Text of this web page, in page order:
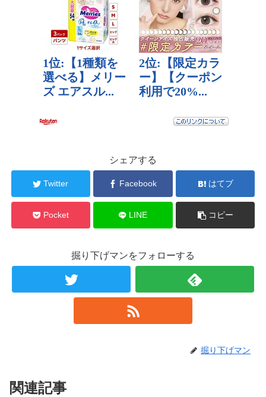
シェアする
Twitter Facebook はてブ
Pocket LINE コピー
掘り下げマンをフォローする
掘り下げマン
関連記事